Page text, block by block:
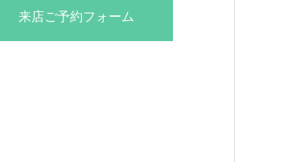
来店ご予約フォーム